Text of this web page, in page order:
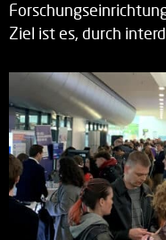
Ziel ist es, durch